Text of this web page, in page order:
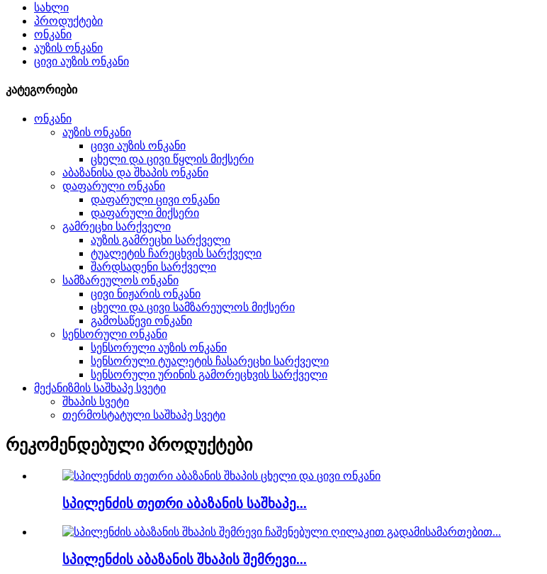
სახლი
პროდუქტები
ონკანი
აუზის ონკანი
ცივი აუზის ონკანი
კატეგორიები
ონკანი
აუზის ონკანი
ცივი აუზის ონკანი
ცხელი და ცივი წყლის მიქსერი
აბაზანისა და შხაპის ონკანი
დაფარული ონკანი
დაფარული ცივი ონკანი
დაფარული მიქსერი
გამრეცხი სარქველი
აუზის გამრეცხი სარქველი
ტუალეტის ჩარეცხვის სარქველი
შარდსადენი სარქველი
სამზარეულოს ონკანი
ცივი ნიჟარის ონკანი
ცხელი და ცივი სამზარეულოს მიქსერი
გამოსაწევი ონკანი
სენსორული ონკანი
სენსორული აუზის ონკანი
სენსორული ტუალეტის ჩასარეცხი სარქველი
სენსორული ურინის გამორეცხვის სარქველი
მექანიზმის საშხაპე სვეტი
შხაპის სვეტი
თერმოსტატული საშხაპე სვეტი
რეკომენდებული პროდუქტები
სპილენძის თეთრი აბაზანის საშხაპე...
სპილენძის აბაზანის შხაპის შემრევი...